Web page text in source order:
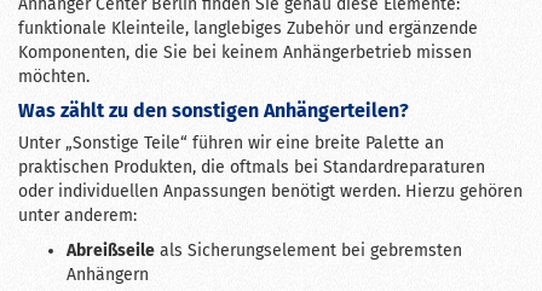
Anhänger Center Berlin finden Sie genau diese Elemente:
funktionale Kleinteile, langlebiges Zubehör und ergänzende
Komponenten, die Sie bei keinem Anhängerbetrieb missen
möchten.
Was zählt zu den sonstigen Anhängerteilen?
Unter „Sonstige Teile“ führen wir eine breite Palette an
praktischen Produkten, die oftmals bei Standardreparaturen
oder individuellen Anpassungen benötigt werden. Hierzu gehören
unter anderem:
Abreißseile als Sicherungselement bei gebremsten
Anhängern